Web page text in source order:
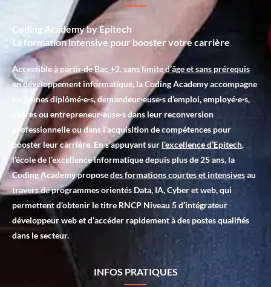
Coding Academy by Epitech
La formation intensive pour booster votre carrière
Accessibleà partir de Bac +2, sans limite d’âge et sans prérequis
en développement informatique, la Coding Academy accompagne
les jeunes diplômé·e·s, demandeur·euse·s d’emploi, employé·e·s,
cadres ou entrepreneur·euse·s dans leur reconversion
professionnelle ou dans l’acquisition de compétences pour
booster leur carrière. En s’appuyant sur l’excellence d’Epitech,
l’école de l’excellence informatique depuis plus de 25 ans, la
Coding Academy proposedes formations courtes et intensivesau
travers de programmes orientés Data, IA, Cyber et web, qui
permettent d’obtenir le titre RNCP Niveau 5 d’intégrateur
développeur web et d’accéder rapidement à des postes qualifiés
dans le secteur.
INFOS PRATIQUES